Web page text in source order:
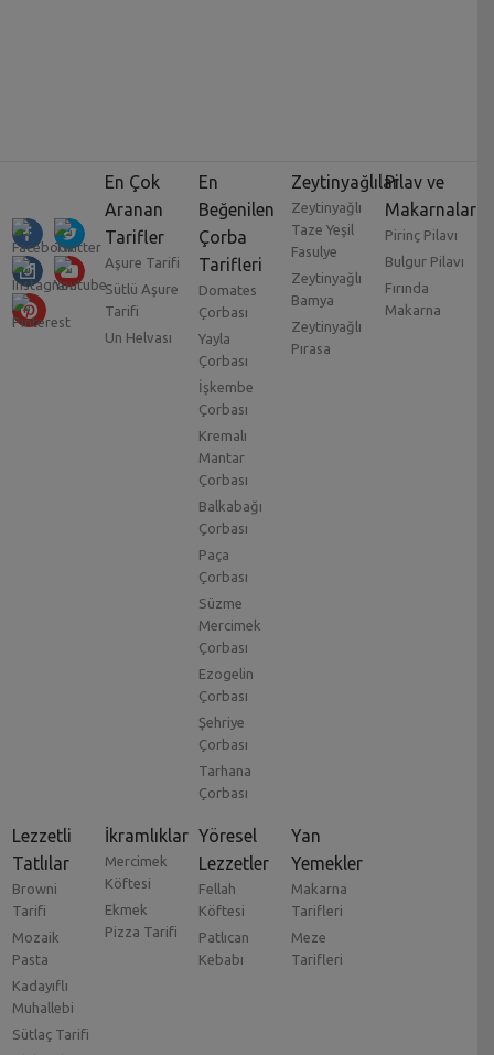
En Çok
Aranan
Tarifler
Aşure Tarifi
Sütlü Aşure
Tarifi
Un Helvası
En
Beğenilen
Çorba
Tarifleri
Domates
Çorbası
Yayla
Çorbası
İşkembe
Çorbası
Kremalı
Mantar
Çorbası
Balkabağı
Çorbası
Paça
Çorbası
Süzme
Mercimek
Çorbası
Ezogelin
Çorbası
Şehriye
Çorbası
Tarhana
Çorbası
Zeytinyağlılar
Zeytinyağlı
Taze Yeşil
Fasulye
Zeytinyağlı
Bamya
Zeytinyağlı
Pırasa
Pilav ve
Makarnalar
Pirinç Pilavı
Bulgur Pilavı
Fırında
Makarna
Lezzetli
Tatlılar
Browni
Tarifi
Mozaik
Pasta
Kadayıflı
Muhallebi
Sütlaç Tarifi
İkramlıklar
Mercimek
Köftesi
Ekmek
Pizza Tarifi
Yöresel
Lezzetler
Fellah
Köftesi
Patlıcan
Kebabı
Yan
Yemekler
Makarna
Tarifleri
Meze
Tarifleri